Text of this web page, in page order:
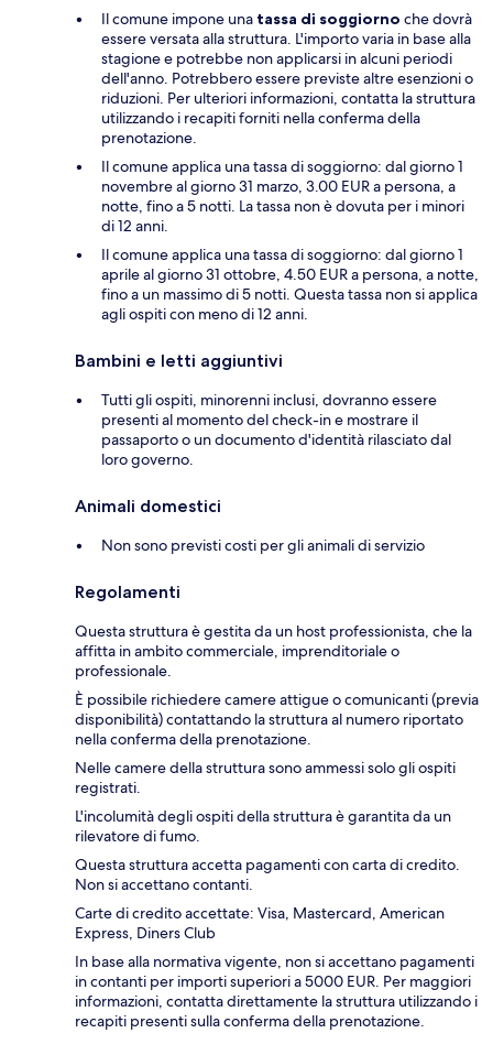
Il comune impone una tassa di soggiorno che dovrà
essere versata alla struttura. L'importo varia in base alla
stagione e potrebbe non applicarsi in alcuni periodi
dell'anno. Potrebbero essere previste altre esenzioni o
riduzioni. Per ulteriori informazioni, contatta la struttura
utilizzando i recapiti forniti nella conferma della
prenotazione.
Il comune applica una tassa di soggiorno: dal giorno 1
novembre al giorno 31 marzo, 3.00 EUR a persona, a
notte, fino a 5 notti. La tassa non è dovuta per i minori
di 12 anni.
Il comune applica una tassa di soggiorno: dal giorno 1
aprile al giorno 31 ottobre, 4.50 EUR a persona, a notte,
fino a un massimo di 5 notti. Questa tassa non si applica
agli ospiti con meno di 12 anni.
Bambini e letti aggiuntivi
Tutti gli ospiti, minorenni inclusi, dovranno essere
presenti al momento del check-in e mostrare il
passaporto o un documento d'identità rilasciato dal
loro governo.
Animali domestici
Non sono previsti costi per gli animali di servizio
Regolamenti
Questa struttura è gestita da un host professionista, che la
affitta in ambito commerciale, imprenditoriale o
professionale.
È possibile richiedere camere attigue o comunicanti (previa
disponibilità) contattando la struttura al numero riportato
nella conferma della prenotazione.
Nelle camere della struttura sono ammessi solo gli ospiti
registrati.
L'incolumità degli ospiti della struttura è garantita da un
rilevatore di fumo.
Questa struttura accetta pagamenti con carta di credito.
Non si accettano contanti.
Carte di credito accettate: Visa, Mastercard, American
Express, Diners Club
In base alla normativa vigente, non si accettano pagamenti
in contanti per importi superiori a 5000 EUR. Per maggiori
informazioni, contatta direttamente la struttura utilizzando i
recapiti presenti sulla conferma della prenotazione.